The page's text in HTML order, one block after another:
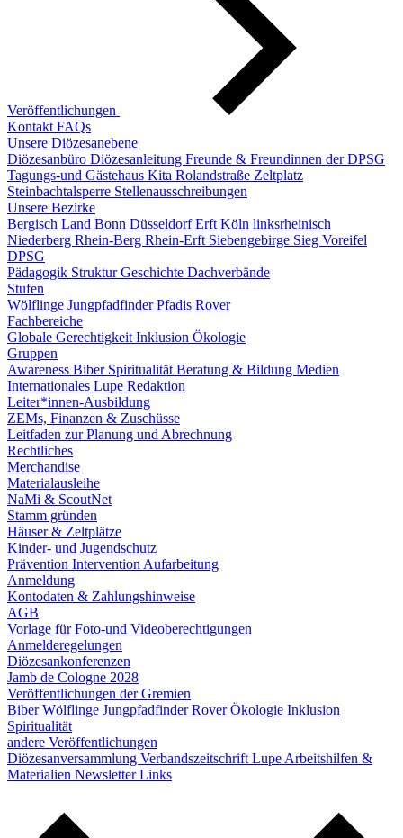
Veröffentlichungen
Kontakt FAQs
Unsere Diözesanebene
Diözesanbüro Diözesanleitung Freunde & Freundinnen der DPSG
Tagungs-und Gästehaus Kita Rolandstraße Zeltplatz
Steinbachtalsperre Stellenausschreibungen
Unsere Bezirke
Bergisch Land Bonn DüsseldorfErft Köln linksrheinisch
Niederberg Rhein-Berg Rhein-Erft Siebengebirge Sieg Voreifel
DPSG
Pädagogik StrukturGeschichte Dachverbände
Stufen
Wölflinge JungpfadfinderPfadis Rover
Fachbereiche
Globale Gerechtigkeit Inklusion Ökologie
Gruppen
Awareness Biber Spiritualität Beratung & Bildung Medien
Internationales Lupe Redaktion
Leiter*innen-Ausbildung
ZEMs, Finanzen & Zuschüsse
Leitfaden zur Planung und Abrechnung
Rechtliches
Merchandise
Materialausleihe
NaMi & ScoutNet
Stamm gründen
Häuser & Zeltplätze
Kinder- und Jugendschutz
Prävention Intervention Aufarbeitung
Anmeldung
Kontodaten & Zahlungshinweise
AGB
Vorlage für Foto-und Videoberechtigungen
Anmelderegelungen
Diözesankonferenzen
Jamb de Cologne 2028
Veröffentlichungen der Gremien
BiberWölflinge JungpfadfinderRoverÖkologie Inklusion
Spiritualität
andere Veröffentlichungen
Diözesanversammlung Verbandszeitschrift Lupe Arbeitshilfen &
Materialien NewsletterLinks